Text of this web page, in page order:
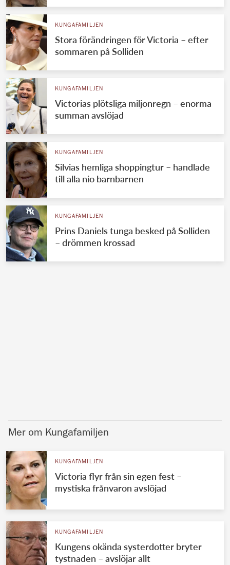
KUNGAFAMILJEN
Stora förändringen för Victoria – efter
sommaren på Solliden
KUNGAFAMILJEN
Victorias plötsliga miljonregn – enorma
summan avslöjad
KUNGAFAMILJEN
Silvias hemliga shoppingtur – handlade
till alla nio barnbarnen
KUNGAFAMILJEN
Prins Daniels tunga besked på Solliden
– drömmen krossad
Mer om Kungafamiljen
KUNGAFAMILJEN
Victoria flyr från sin egen fest –
mystiska frånvaron avslöjad
KUNGAFAMILJEN
Kungens okända systerdotter bryter
tystnaden – avslöjar allt